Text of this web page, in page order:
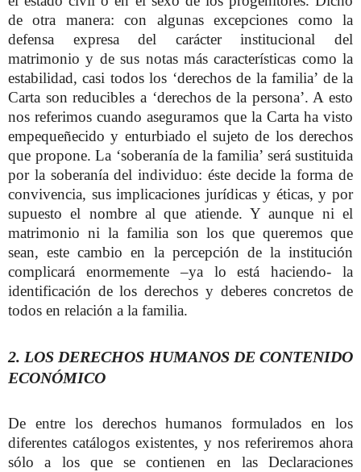
de otra manera: con algunas excepciones como la
defensa expresa del carácter institucional del
matrimonio y de sus notas más características como la
estabilidad, casi todos los ‘derechos de la familia’ de la
Carta son reducibles a ‘derechos de la persona’. A esto
nos referimos cuando aseguramos que la Carta ha visto
empequeñecido y enturbiado el sujeto de los derechos
que propone. La ‘soberanía de la familia’ será sustituida
por la soberanía del individuo: éste decide la forma de
convivencia, sus implicaciones jurídicas y éticas, y por
supuesto el nombre al que atiende. Y aunque ni el
matrimonio ni la familia son los que queremos que
sean, este cambio en la percepción de la institución
complicará enormemente –ya lo está haciendo- la
identificación de los derechos y deberes concretos de
todos en relación a la familia.
2. LOS DERECHOS HUMANOS DE CONTENIDO
ECONÓMICO
De entre los derechos humanos formulados en los
diferentes catálogos existentes, y nos referiremos ahora
sólo a los que se contienen en las Declaraciones